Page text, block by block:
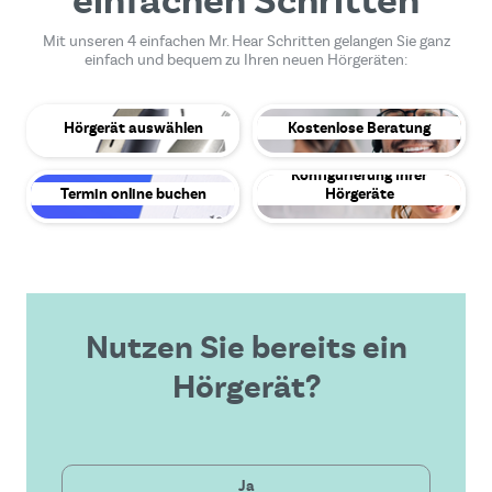
Mit unseren 4 einfachen Mr. Hear Schritten gelangen Sie ganz
einfach und bequem zu Ihren neuen Hörgeräten:
Hörgerät auswählen Kostenlose Beratung
Termin online buchen
Konfigurierung Ihrer
Hörgeräte
Nutzen Sie bereits ein
Hörgerät?
Ja
Privat